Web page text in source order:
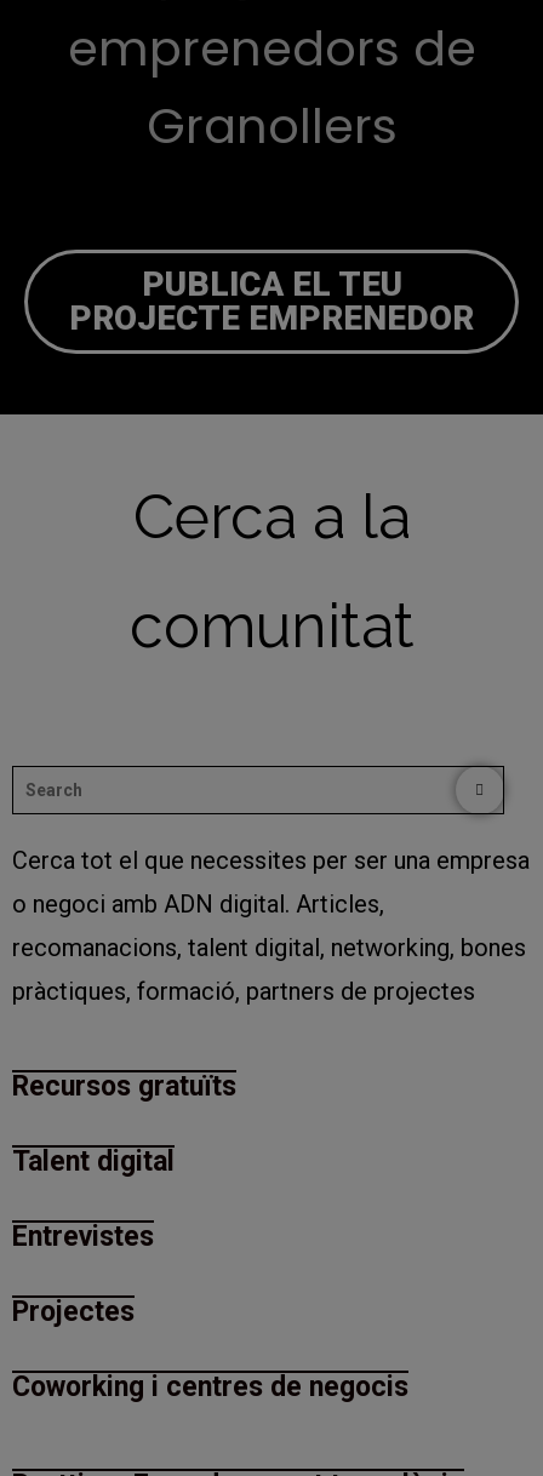
emprenedors de
Granollers
PUBLICA EL TEU
PROJECTE EMPRENEDOR
Cerca a la
comunitat
Cerca tot el que necessites per ser una empresa
o negoci amb ADN digital. Articles,
recomanacions, talent digital, networking, bones
pràctiques, formació, partners de projectes
Recursos gratuïts
Talent digital
Entrevistes
Projectes
Coworking i centres de negocis